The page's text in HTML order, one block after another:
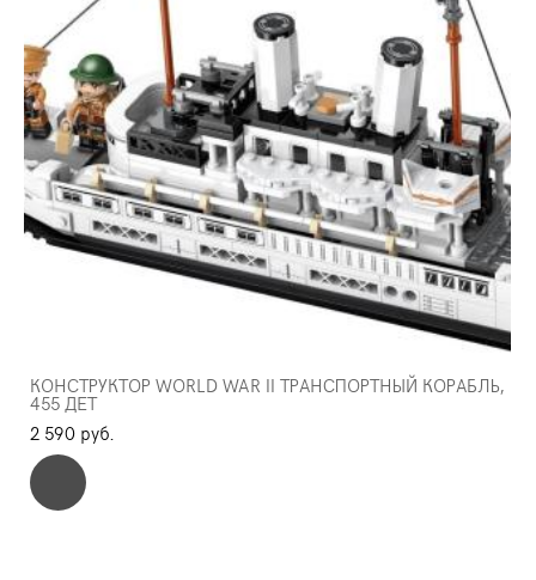
КОНСТРУКТОР WORLD WAR II ТРАНСПОРТНЫЙ КОРАБЛЬ,
455 ДЕТ
2 590 pуб.